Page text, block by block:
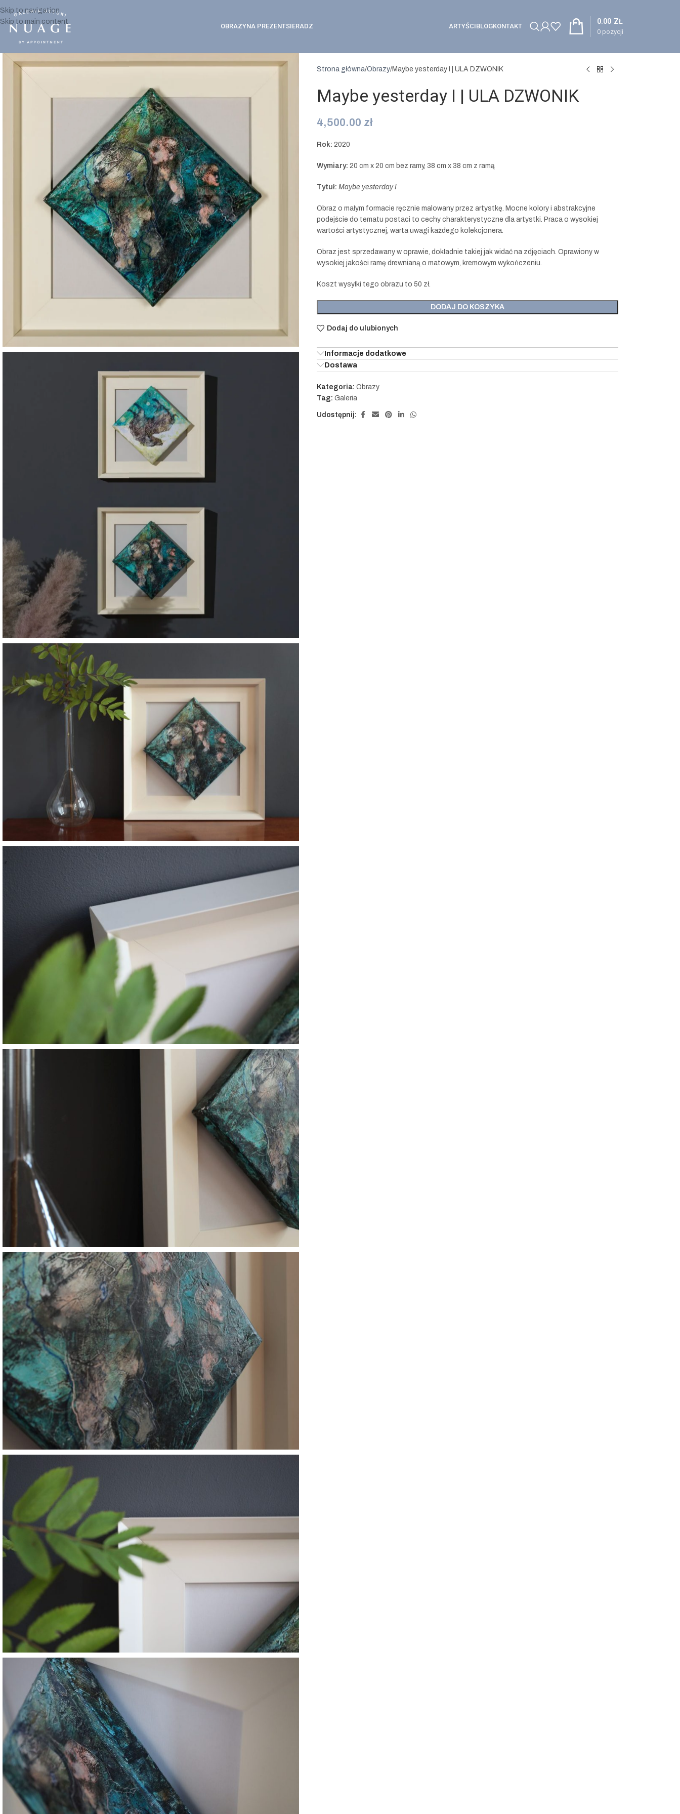
Skip to navigation
Skip to main content
OBRAZYNA PREZENTSIERADZ ARTYŚCIBLOGKONTAKT
0 pozycji
0.00 ZŁ
Strona główna Obrazy Maybe yesterday I | ULA DZWONIK
Maybe yesterday I | ULA DZWONIK
4,500.00 zł
Rok: 2020
Wymiary: 20 cm x 20 cm bez ramy, 38 cm x 38 cm z ramą
Tytuł: Maybe yesterday I
Obraz o małym formacie ręcznie malowany przez artystkę. Mocne kolory i abstrakcyjne
podejście do tematu postaci to cechy charakterystyczne dla artystki. Praca o wysokiej
wartości artystycznej, warta uwagi każdego kolekcjonera.
Obraz jest sprzedawany w oprawie, dokładnie takiej jak widać na zdjęciach. Oprawiony w
wysokiej jakości ramę drewnianą o matowym, kremowym wykończeniu.
Koszt wysyłki tego obrazu to 50 zł.
DODAJ DO KOSZYKA
Dodaj do ulubionych
Informacje dodatkowe
Dostawa
Kategoria: Obrazy
Tag: Galeria
Udostępnij: